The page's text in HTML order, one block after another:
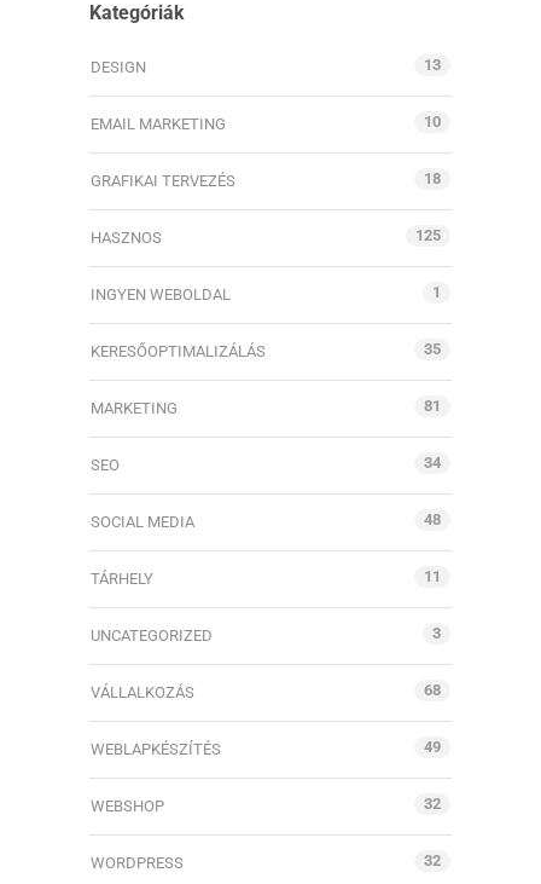
Kategóriák
DESIGN 13
EMAIL MARKETING 10
GRAFIKAI TERVEZÉS 18
HASZNOS 125
INGYEN WEBOLDAL 1
KERESŐOPTIMALIZÁLÁS 35
MARKETING 81
SEO 34
SOCIAL MEDIA 48
TÁRHELY 11
UNCATEGORIZED 3
VÁLLALKOZÁS 68
WEBLAPKÉSZÍTÉS 49
WEBSHOP 32
WORDPRESS 32